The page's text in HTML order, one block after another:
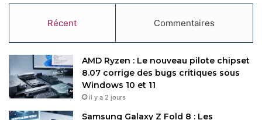
Récent Commentaires
AMD Ryzen : Le nouveau pilote chipset
8.07 corrige des bugs critiques sous
Windows 10 et 11
il y a 2 jours
Samsung Galaxy Z Fold 8 : Les